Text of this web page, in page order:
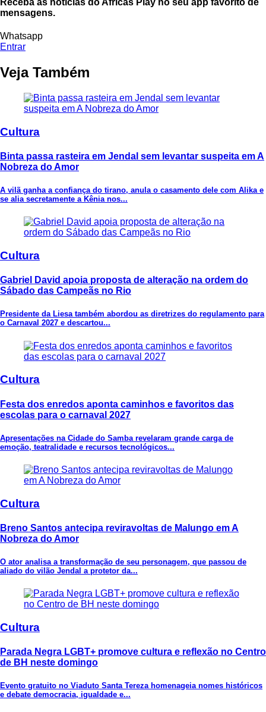
mensagens.
Whatsapp
Entrar
Veja Também
Cultura
Binta passa rasteira em Jendal sem levantar suspeita em A
Nobreza do Amor
A vilã ganha a confiança do tirano, anula o casamento dele com Alika e
se alia secretamente a Kênia nos...
Cultura
Gabriel David apoia proposta de alteração na ordem do
Sábado das Campeãs no Rio
Presidente da Liesa também abordou as diretrizes do regulamento para
o Carnaval 2027 e descartou...
Cultura
Festa dos enredos aponta caminhos e favoritos das
escolas para o carnaval 2027
Apresentações na Cidade do Samba revelaram grande carga de
emoção, teatralidade e recursos tecnológicos...
Cultura
Breno Santos antecipa reviravoltas de Malungo em A
Nobreza do Amor
O ator analisa a transformação de seu personagem, que passou de
aliado do vilão Jendal a protetor da...
Cultura
Parada Negra LGBT+ promove cultura e reflexão no Centro
de BH neste domingo
Evento gratuito no Viaduto Santa Tereza homenageia nomes históricos
e debate democracia, igualdade e...